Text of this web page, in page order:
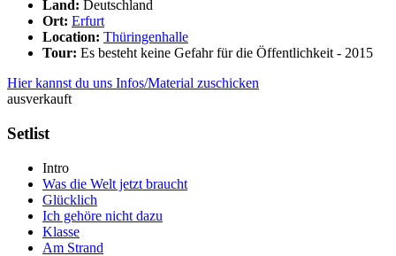
Land: Deutschland
Ort: Erfurt
Location: Thüringenhalle
Tour: Es besteht keine Gefahr für die Öffentlichkeit - 2015
Hier kannst du uns Infos/Material zuschicken
ausverkauft
Setlist
Intro
Was die Welt jetzt braucht
Glücklich
Ich gehöre nicht dazu
Klasse
Am Strand